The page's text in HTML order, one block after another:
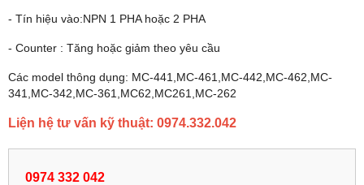
- Tín hiệu vào:NPN 1 PHA hoặc 2 PHA
- Counter : Tăng hoặc giảm theo yêu cầu
Các model thông dụng: MC-441,MC-461,MC-442,MC-462,MC-
341,MC-342,MC-361,MC62,MC261,MC-262
Liện hệ tư vấn kỹ thuật: 0974.332.042
0974 332 042